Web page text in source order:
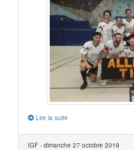
Lire la suite
IGF - dimanche 27 octobre 2019